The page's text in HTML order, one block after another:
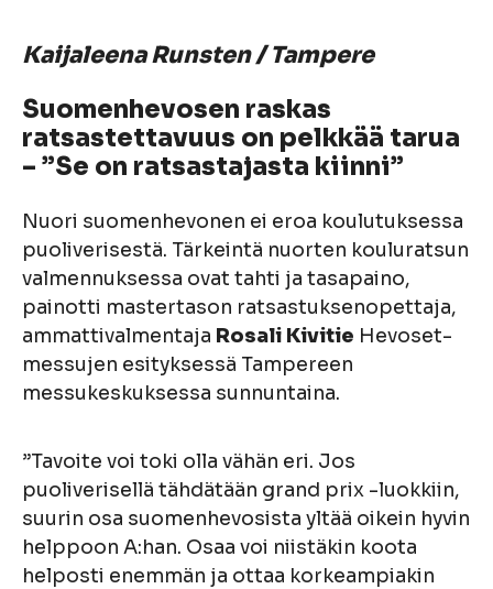
Kaijaleena Runsten/ Tampere
Suomenhevosen raskas
ratsastettavuus on pelkkää tarua
– ”Se on ratsastajasta kiinni”
Nuori suomenhevonen ei eroa koulutuksessa
puoliverisestä. Tärkeintä nuorten kouluratsun
valmennuksessa ovat tahti ja tasapaino,
painotti mastertason ratsastuksenopettaja,
ammattivalmentaja Rosali Kivitie Hevoset-
messujen esityksessä Tampereen
messukeskuksessa sunnuntaina.
”Tavoite voi toki olla vähän eri. Jos
puoliverisellä tähdätään grand prix -luokkiin,
suurin osa suomenhevosista yltää oikein hyvin
helppoon A:han. Osaa voi niistäkin koota
helposti enemmän ja ottaa korkeampiakin